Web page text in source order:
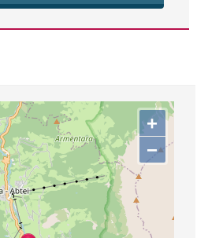
+
−